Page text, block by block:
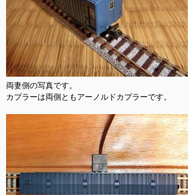
両妻側の写真です。
カプラーは両側ともアーノルドカプラーです。